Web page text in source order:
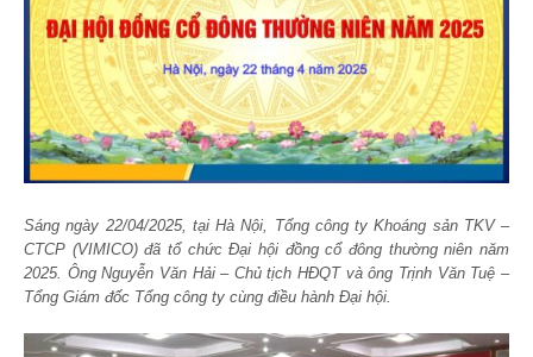
Sáng ngày 22/04/2025, tại Hà Nội, Tổng công ty Khoáng sản TKV –
CTCP (VIMICO) đã tổ chức Đại hội đồng cổ đông thường niên năm
2025. Ông Nguyễn Văn Hải – Chủ tịch HĐQT và ông Trịnh Văn Tuệ –
Tổng Giám đốc Tổng công ty cùng điều hành Đại hội.